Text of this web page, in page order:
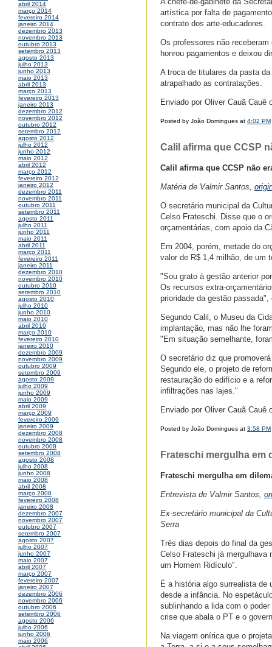
abril 2014
março 2014
fevereiro 2014
janeiro 2014
dezembro 2013
novembro 2013
outubro 2013
setembro 2013
agosto 2013
julho 2013
junho 2013
maio 2013
abril 2013
março 2013
fevereiro 2013
janeiro 2013
dezembro 2012
novembro 2012
outubro 2012
setembro 2012
agosto 2012
julho 2012
junho 2012
maio 2012
abril 2012
março 2012
fevereiro 2012
janeiro 2012
dezembro 2011
novembro 2011
outubro 2011
setembro 2011
agosto 2011
julho 2011
junho 2011
maio 2011
abril 2011
março 2011
fevereiro 2011
janeiro 2011
dezembro 2010
novembro 2010
outubro 2010
setembro 2010
agosto 2010
julho 2010
junho 2010
maio 2010
abril 2010
março 2010
fevereiro 2010
janeiro 2010
dezembro 2009
novembro 2009
outubro 2009
setembro 2009
agosto 2009
julho 2009
junho 2009
maio 2009
abril 2009
março 2009
fevereiro 2009
janeiro 2009
dezembro 2008
novembro 2008
outubro 2008
setembro 2008
agosto 2008
julho 2008
junho 2008
maio 2008
abril 2008
março 2008
fevereiro 2008
janeiro 2008
dezembro 2007
novembro 2007
outubro 2007
setembro 2007
agosto 2007
julho 2007
junho 2007
maio 2007
abril 2007
março 2007
fevereiro 2007
janeiro 2007
dezembro 2006
novembro 2006
outubro 2006
setembro 2006
agosto 2006
julho 2006
junho 2006
maio 2006
artística por falta de
contrato dos arte-educadores.
Os professores não
honrou pagamentos e deixou
A troca de titulares da pasta
atrapalhado as contratações.
Enviado por Oliver Cauã Cauê
Posted by João Domingues at 4:02 PM
Calil afirma que CCSP
Calil afirma que CCSP não
Matéria de Valmir Santos,
O secretário municipal da
Celso Frateschi. Disse que o
orçamentárias, com apoio da
Em 2004, porém, metade do
valor de R$ 1,4 milhão, de um
"Sou grato à gestão anterior
Os recursos extra-
prioridade da gestão passada",
Segundo Calil, o Museu da
implantação, mas não lhe
"Em situação semelhante,
O secretário diz que
Segundo ele, o projeto de
restauração do edifício e a
infiltrações nas lajes."
Enviado por Oliver Cauã Cauê
Posted by João Domingues at 3:58 PM
Frateschi mergulha em
Frateschi mergulha em
Entrevista de Valmir Santos,
Ex-secretário municipal da
Serra
Três dias depois do final da
Celso Frateschi já mergulhava
um Homem Ridículo".
É a história algo surrealista
desde a infância. No
sublinhando a lida com o
crise que abala o PT e o
Na viagem onírica que o